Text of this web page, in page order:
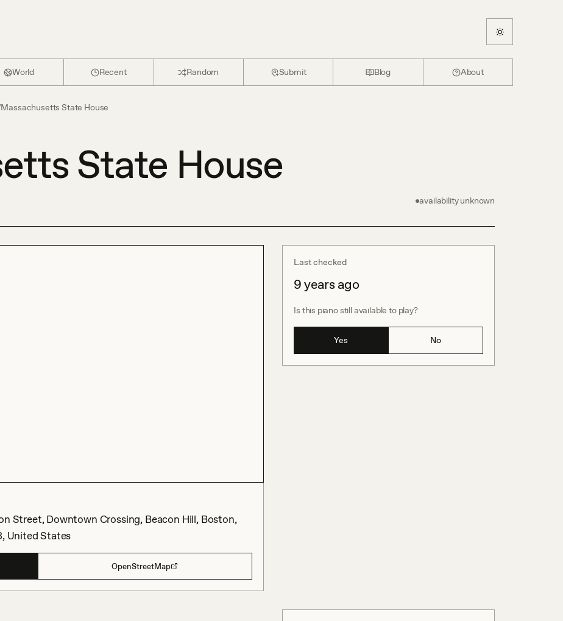
World Recent Random Submit Blog About
Massachusetts State House
State House
availability unknown
Last checked
9 years ago
Is this piano still available to play?
Yes No
Street, Downtown Crossing, Beacon Hill, Boston,
United States
OpenStreetMap